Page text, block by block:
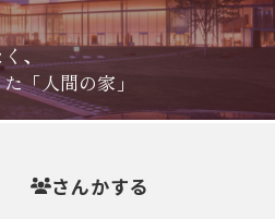
、
「人間の家」
さんかする